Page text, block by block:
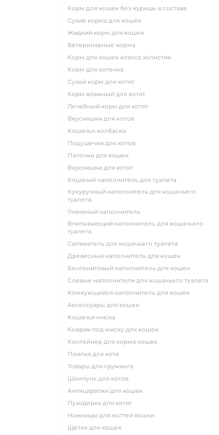
корм для кошек без курицы в составе
сухие корма для кошек
жидкий корм для кошек
ветеринарные корма
корм для кошек класса холистик
корм для котенка
сухой корм для котят
корм влажный для котят
лечебный корм для котят
вкусняшки для котов
кошачьи колбаски
подушечки для котов
палочки для кошек
вкусняшки для котят
кошачий наполнитель для туалета
кукурузный наполнитель для кошачьего
туалета
глиняный наполнитель
впитывающий наполнитель для кошачьего
туалета
силикагель для кошачьего туалета
древесный наполнитель для кошек
бентонитовый наполнитель для кошек
соевые наполнители для кошачьего туалета
комкующийся наполнитель для кошек
аксессуары для кошек
кошачья миска
коврик под миску для кошек
контейнер для корма кошек
поилка для кота
товары для груминга
шампунь для котов
антицарапки для кошек
пуходерка для котят
ножницы для когтей кошки
щетка для кошек